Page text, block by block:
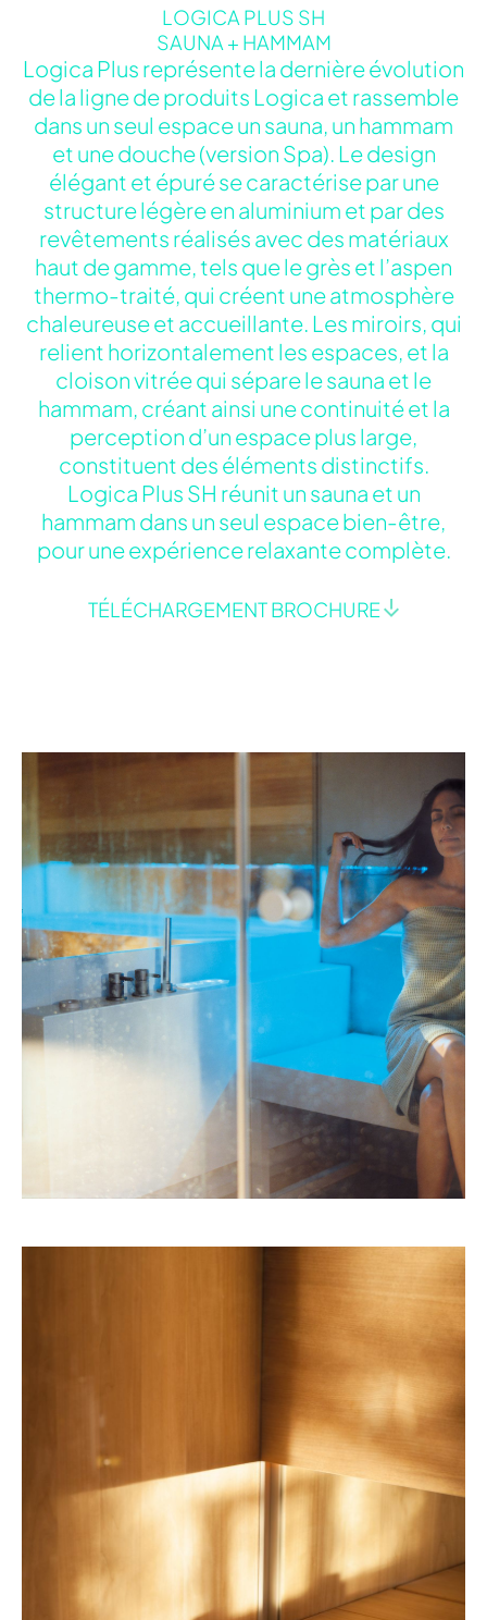
LOGICA PLUS SH
SAUNA + HAMMAM
Logica Plus représente la dernière évolution
de la ligne de produits Logica et rassemble
dans un seul espace un sauna, un hammam
et une douche (version Spa). Le design
élégant et épuré se caractérise par une
structure légère en aluminium et par des
revêtements réalisés avec des matériaux
haut de gamme, tels que le grès et l’aspen
thermo-traité, qui créent une atmosphère
chaleureuse et accueillante. Les miroirs, qui
relient horizontalement les espaces, et la
cloison vitrée qui sépare le sauna et le
hammam, créant ainsi une continuité et la
perception d’un espace plus large,
constituent des éléments distinctifs.
Logica Plus SH réunit un sauna et un
hammam dans un seul espace bien-être,
pour une expérience relaxante complète.
TÉLÉCHARGEMENT BROCHURE